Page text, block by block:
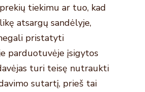
tiekimu ar tuo, kad
atsargų sandėlyje,
pristatyti
parduotuvėje įsigytos
turi teisę nutraukti
sutartį, prieš tai